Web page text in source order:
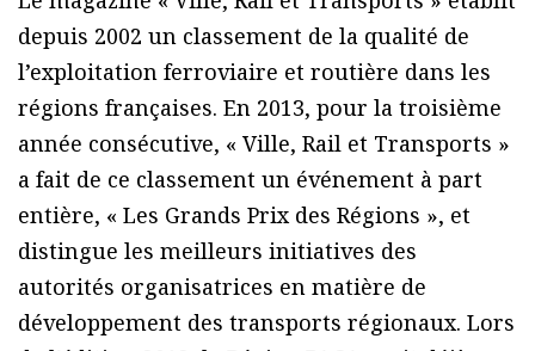
depuis 2002 un classement de la qualité de
l’exploitation ferroviaire et routière dans les
régions françaises. En 2013, pour la troisième
année consécutive, « Ville, Rail et Transports »
a fait de ce classement un événement à part
entière, « Les Grands Prix des Régions », et
distingue les meilleurs initiatives des
autorités organisatrices en matière de
développement des transports régionaux. Lors